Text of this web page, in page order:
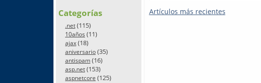
Categorías
.net(115)
10años (11)
ajax(18)
aniversario(35)
antispam(16)
asp.net(153)
aspnetcore (125)
Artículos más recientes